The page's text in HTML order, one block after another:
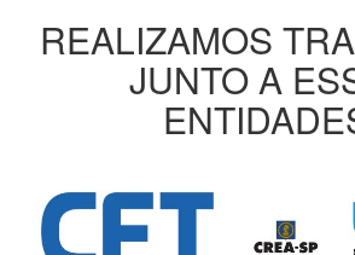
REALIZAMOS
JUNTO A